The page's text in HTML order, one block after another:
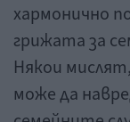
хармонично
грижата за
Някои
може да